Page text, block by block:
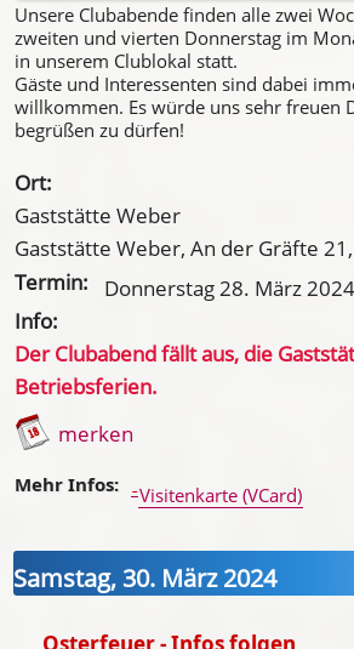
Unsere Clubabende finden alle zwei
zweiten und vierten Donnerstag im
in unserem Clublokal statt.
Gäste und Interessenten sind dabei
willkommen. Es würde uns sehr freuen
begrüßen zu dürfen!
Ort:
Gaststätte Weber
Gaststätte Weber, An der Gräfte
Termin:
Donnerstag 28. März 2024
Info:
Der Clubabend fällt aus, die
Betriebsferien.
merken
Mehr Infos: Visitenkarte (VCard)
Samstag, 30. März 2024